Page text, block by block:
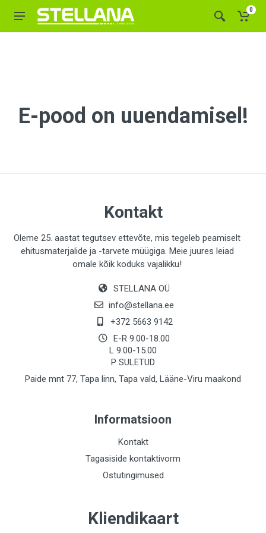
0
E-pood on uuendamisel!
Kontakt
Oleme 25. aastat tegutsev ettevõte, mis tegeleb peamiselt
ehitusmaterjalide ja -tarvete müügiga. Meie juures leiad
omale kõik koduks vajalikku!
STELLANA OÜ
info@stellana.ee
+372 5663 9142
E-R 9.00-18.00
L 9.00-15.00
P SULETUD
Paide mnt 77, Tapa linn, Tapa vald, Lääne-Viru maakond
Informatsioon
Kontakt
Tagasiside kontaktivorm
Ostutingimused
Kliendikaart